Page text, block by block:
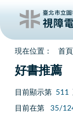
首頁
好書推薦
目前顯示第 511
目前在第 35/